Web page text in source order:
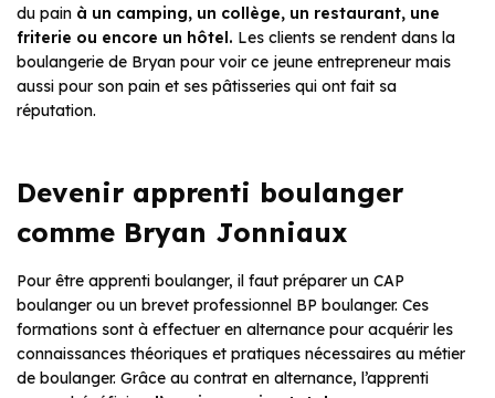
du pain à un camping, un collège, un restaurant, une
friterie ou encore un hôtel. Les clients se rendent dans la
boulangerie de Bryan pour voir ce jeune entrepreneur mais
aussi pour son pain et ses pâtisseries qui ont fait sa
réputation.
Devenir apprenti boulanger
comme Bryan Jonniaux
Pour être apprenti boulanger, il faut préparer un CAP
boulanger ou un brevet professionnel BP boulanger. Ces
formations sont à effectuer en alternance pour acquérir les
connaissances théoriques et pratiques nécessaires au métier
de boulanger. Grâce au contrat en alternance, l’apprenti